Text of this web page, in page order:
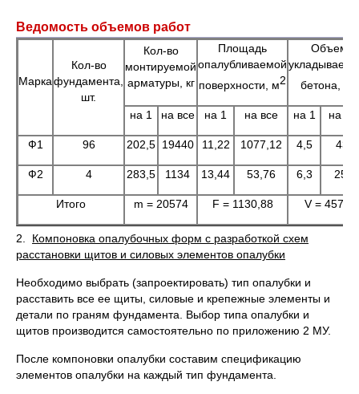
Ведомость объемов работ
Марка
Кол-во
фундамента,
шт.
Кол-во
монтируемой
арматуры, кг
Площадь
опалубливаемой
поверхности, м2
Объем
бетона, м
на 1 на все на 1 на все на 1 на
Ф1 96 202,5 19440 11,22 1077,12 4,5 432
Ф2 4 283,5 1134 13,44 53,76 6,3 25,2
Итого m = 20574 F = 1130,88 V = 457,2
2. Компоновка опалубочных форм с разработкой схем
расстановки щитов и силовых элементов опалубки
Необходимо выбрать (запроектировать) тип опалубки и
расставить все ее щиты, силовые и крепежные элементы и
детали по граням фундамента. Выбор типа опалубки и
щитов производится самостоятельно по приложению 2 МУ.
После компоновки опалубки составим спецификацию
элементов опалубки на каждый тип фундамента.